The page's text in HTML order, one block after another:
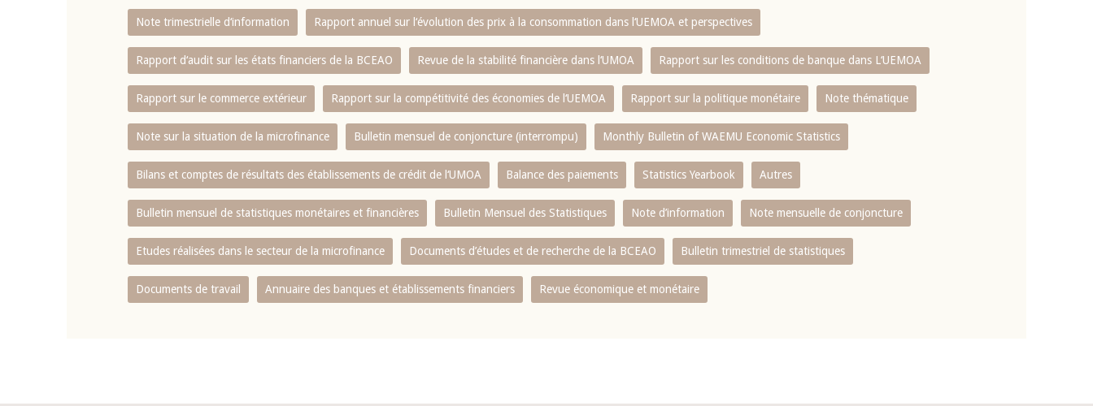
Note trimestrielle d‘information Rapport annuel sur l‘évolution des prix à la consommation dans l‘UEMOA et perspectives
Rapport d‘audit sur les états financiers de la BCEAO Revue de la stabilité financière dans l‘UMOA Rapport sur les conditions de banque dans L‘UEMOA
Rapport sur le commerce extérieur Rapport sur la compétitivité des économies de l‘UEMOA Rapport sur la politique monétaire Note thématique
Note sur la situation de la microfinance Bulletin mensuel de conjoncture (interrompu) Monthly Bulletin of WAEMU Economic Statistics
Bilans et comptes de résultats des établissements de crédit de l‘UMOA Balance des paiements Statistics Yearbook Autres
Bulletin mensuel de statistiques monétaires et financières Bulletin Mensuel des Statistiques Note d’information Note mensuelle de conjoncture
Etudes réalisées dans le secteur de la microfinance Documents d’études et de recherche de la BCEAO Bulletin trimestriel de statistiques
Documents de travail Annuaire des banques et établissements financiers Revue économique et monétaire